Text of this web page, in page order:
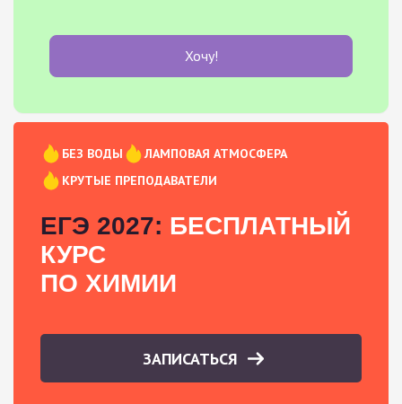
Хочу!
БЕЗ ВОДЫ
ЛАМПОВАЯ АТМОСФЕРА
КРУТЫЕ ПРЕПОДАВАТЕЛИ
ЕГЭ 2027: БЕСПЛАТНЫЙ
КУРС
ПО ХИМИИ
ЗАПИСАТЬСЯ